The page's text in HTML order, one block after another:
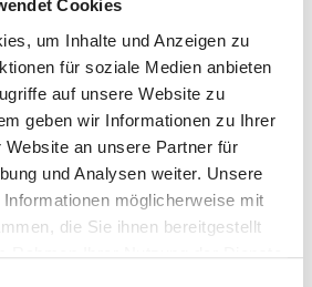
Cookies
um Inhalte und Anzeigen zu
für soziale Medien anbieten
auf unsere Website zu
geben wir Informationen zu Ihrer
Website an unsere Partner für
und Analysen weiter. Unsere
möglicherweise mit
die Sie ihnen bereitgestellt
Rahmen Ihrer Nutzung der Dienste
B
sind bei uns natürlich herzlich
als Caravan Techniker/-in
mit einer handwerklichen
geeignet.